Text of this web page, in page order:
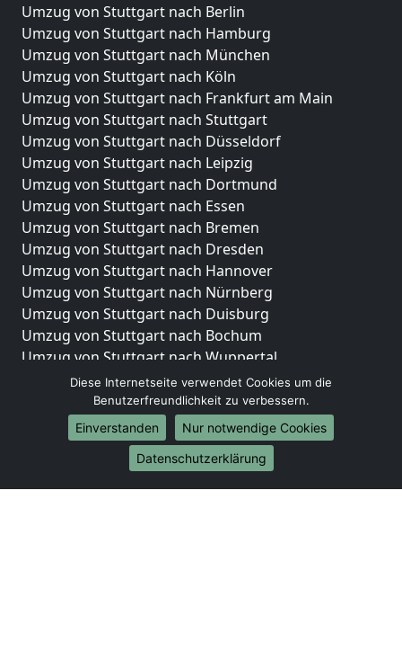
Umzug von Stuttgart nach Berlin
Umzug von Stuttgart nach Hamburg
Umzug von Stuttgart nach München
Umzug von Stuttgart nach Köln
Umzug von Stuttgart nach Frankfurt am Main
Umzug von Stuttgart nach Stuttgart
Umzug von Stuttgart nach Düsseldorf
Umzug von Stuttgart nach Leipzig
Umzug von Stuttgart nach Dortmund
Umzug von Stuttgart nach Essen
Umzug von Stuttgart nach Bremen
Umzug von Stuttgart nach Dresden
Umzug von Stuttgart nach Hannover
Umzug von Stuttgart nach Nürnberg
Umzug von Stuttgart nach Duisburg
Umzug von Stuttgart nach Bochum
Umzug von Stuttgart nach Wuppertal
Umzug von Stuttgart nach Bielefeld
Umzug von Stuttgart nach Bonn
Umzug von Stuttgart nach Münster
Internationale-Umzüge
Umzug von Stuttgart nach Brasilien
Diese Internetseite verwendet Cookies um die
Benutzerfreundlichkeit zu verbessern.
Einverstanden
Nur notwendige Cookies
Datenschutzerklärung